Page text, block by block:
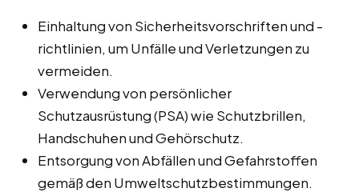
Einhaltung von Sicherheitsvorschriften und -
richtlinien, um Unfälle und Verletzungen zu
vermeiden.
Verwendung von persönlicher
Schutzausrüstung (PSA) wie Schutzbrillen,
Handschuhen und Gehörschutz.
Entsorgung von Abfällen und Gefahrstoffen
gemäß den Umweltschutzbestimmungen.